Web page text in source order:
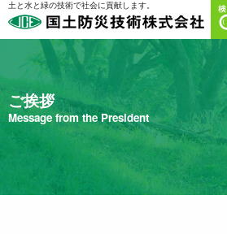
土と水と緑の技術で社会に貢献します。
ご挨拶
Message from the President